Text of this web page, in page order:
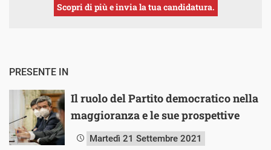
Scopri di più e invia la tua candidatura.
PRESENTE IN
Il ruolo del Partito democratico nella
maggioranza e le sue prospettive
Martedì 21 Settembre 2021